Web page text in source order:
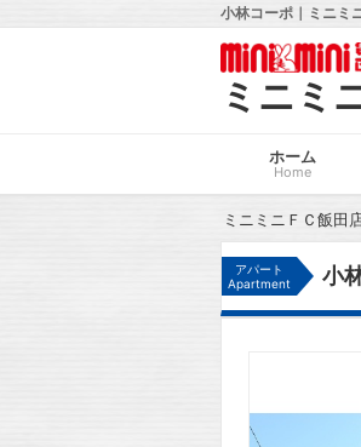
小林コーポ｜ミニミ
ミニミ
ホーム
Home
ミニミニＦＣ飯田
アパート
Apartment
小